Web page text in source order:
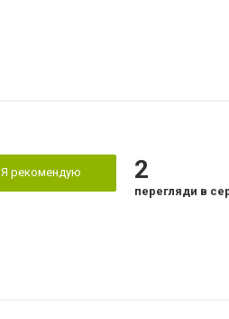
Я рекомендую 2
перегляди в